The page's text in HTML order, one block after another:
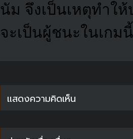
นัม จึงเป็นเหตุทำใ
จะเป็นผู้ชนะในเกมนี้
แสดงความคิดเห็น